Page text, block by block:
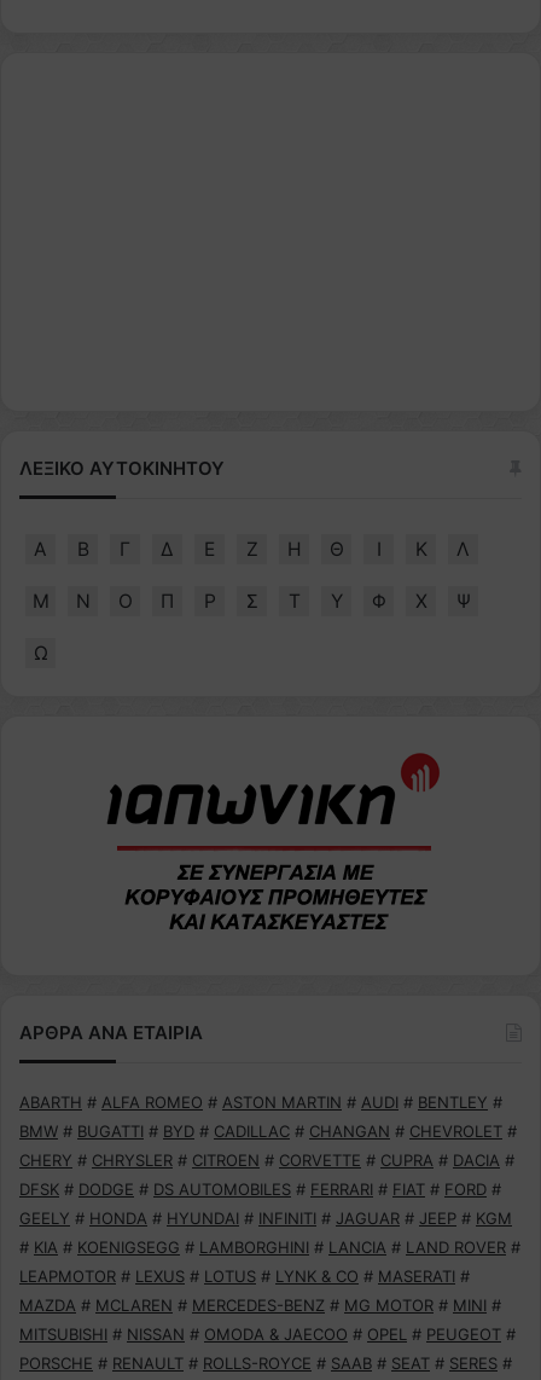
ΛΕΞΙΚΟ ΑΥΤΟΚΙΝΗΤΟΥ
Α Β Γ Δ Ε Ζ Η Θ Ι Κ Λ
Μ Ν Ο Π Ρ Σ Τ Υ Φ Χ Ψ
Ω
ΑΡΘΡΑ ΑΝΑ ΕΤΑΙΡΙΑ
ABARTH # ALFA ROMEO # ASTON MARTIN # AUDI # BENTLEY #
BMW # BUGATTI # BYD # CADILLAC # CHANGAN # CHEVROLET #
CHERY # CHRYSLER # CITROEN # CORVETTE # CUPRA # DACIA #
DFSK # DODGE # DS AUTOMOBILES # FERRARI # FIAT # FORD #
GEELY # HONDA # HYUNDAI # INFINITI # JAGUAR # JEEP # KGM
# KIA # KOENIGSEGG # LAMBORGHINI # LANCIA # LAND ROVER #
LEAPMOTOR # LEXUS # LOTUS # LYNK & CO # MASERATI #
MAZDA # MCLAREN # MERCEDES-BENZ # MG MOTOR # MINI #
MITSUBISHI # NISSAN # OMODA & JAECOO # OPEL # PEUGEOT #
PORSCHE # RENAULT # ROLLS-ROYCE # SAAB # SEAT # SERES #